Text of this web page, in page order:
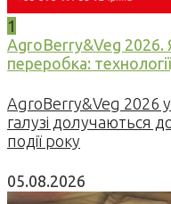
1
AgroBerry&Veg 2026.
переробка: технології,
AgroBerry&Veg 2026 у
галузі долучаються
події року
05.08.2026